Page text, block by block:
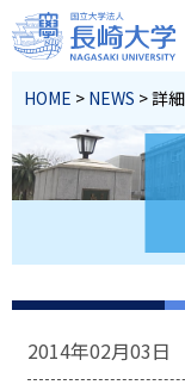
HOME > NEWS > 詳細
2014年02月03日